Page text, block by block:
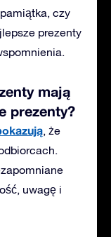
czy
prezenty
mają
prezenty?
, że
uwagę i